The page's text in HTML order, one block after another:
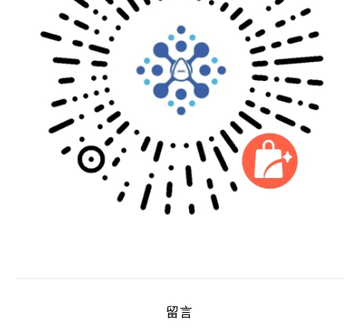
留言